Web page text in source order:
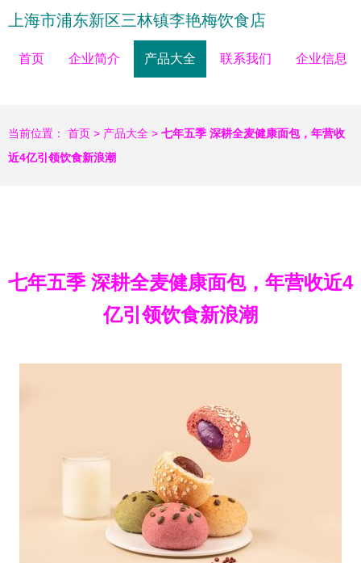
上海市浦东新区三林镇李艳梅饮食店
首页 企业简介 产品大全 联系我们 企业信息
当前位置： 首页 > 产品大全 > 七年五季 深耕全麦健康面包，年营收
近4亿引领饮食新浪潮
七年五季 深耕全麦健康面包，年营收近4
亿引领饮食新浪潮